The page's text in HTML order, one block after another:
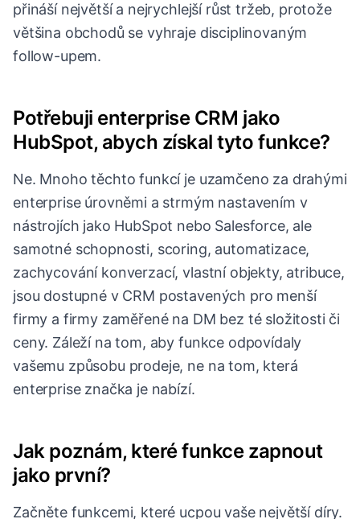
přináší největší a nejrychlejší růst tržeb, protože
většina obchodů se vyhraje disciplinovaným
follow-upem.
Potřebuji enterprise CRM jako
HubSpot, abych získal tyto funkce?
Ne. Mnoho těchto funkcí je uzamčeno za drahými
enterprise úrovněmi a strmým nastavením v
nástrojích jako HubSpot nebo Salesforce, ale
samotné schopnosti, scoring, automatizace,
zachycování konverzací, vlastní objekty, atribuce,
jsou dostupné v CRM postavených pro menší
firmy a firmy zaměřené na DM bez té složitosti či
ceny. Záleží na tom, aby funkce odpovídaly
vašemu způsobu prodeje, ne na tom, která
enterprise značka je nabízí.
Jak poznám, které funkce zapnout
jako první?
Začněte funkcemi, které ucpou vaše největší díry.